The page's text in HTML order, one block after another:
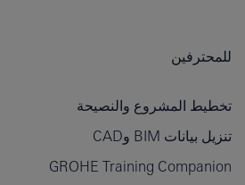
للمحترفين
تخطيط المشروع والنصيحة
تنزيل بيانات BIM وCAD
GROHE Training Companion